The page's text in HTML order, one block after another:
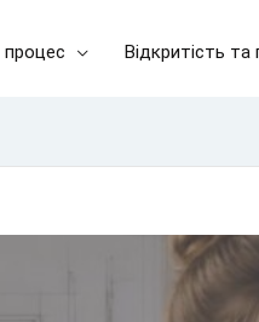
процес Відкритість та